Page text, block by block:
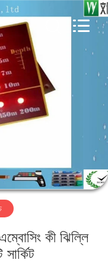
কী ঝিল্লি